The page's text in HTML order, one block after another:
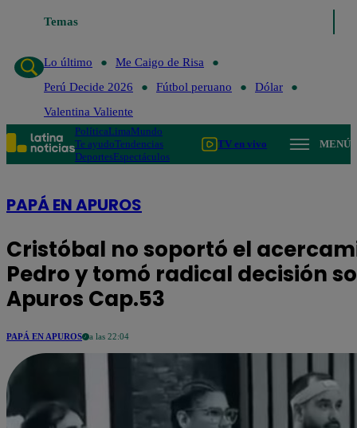
Temas
Lo último
Me Caigo de Risa
Perú Decide 2026
Fútbol peruano
Dólar
Valentina Valiente
PolíticaLimaMundo
Te ayudoTendencias
DeportesEspectáculos
TV en vivo MENÚ
PAPÁ EN APUROS
Cristóbal no soportó el
Pedro y tomó radical decisión
Apuros Cap.53
PAPÁ EN APUROS a las 22:04